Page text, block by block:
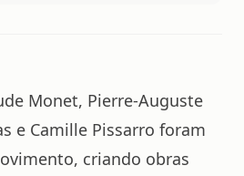
Monet, Pierre-Auguste
e Camille Pissarro foram
criando obras